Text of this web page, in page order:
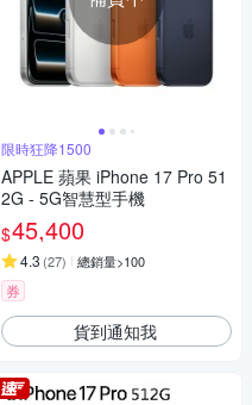
限時狂降1500
APPLE 蘋果 iPhone 17 Pro 51
2G - 5G智慧型手機
$45,400
4.3 (27) 總銷量>100
券
貨到通知我